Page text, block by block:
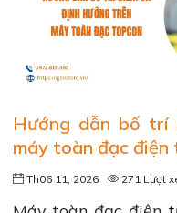
Hướng dẫn bố trí
máy toàn đạc điện
Th06 11, 2026 271 Lượt